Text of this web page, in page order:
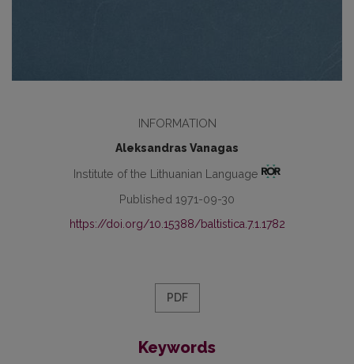
INFORMATION
Aleksandras Vanagas
Institute of the Lithuanian Language
Published 1971-09-30
https://doi.org/10.15388/baltistica.7.1.1782
PDF
Keywords